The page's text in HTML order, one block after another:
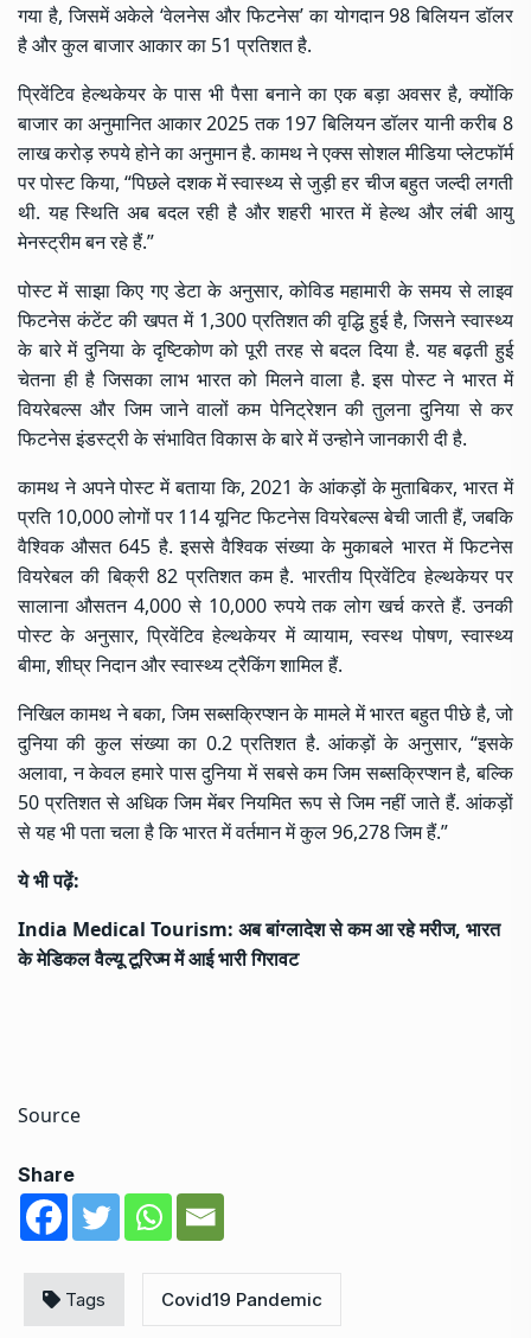
गया है, जिसमें अकेले ‘वेलनेस और फिटनेस’ का योगदान 98 बिलियन डॉलर
है और कुल बाजार आकार का 51 प्रतिशत है.
प्रिवेंटिव हेल्थकेयर के पास भी पैसा बनाने का एक बड़ा अवसर है, क्योंकि
बाजार का अनुमानित आकार 2025 तक 197 बिलियन डॉलर यानी करीब 8
लाख करोड़ रुपये होने का अनुमान है. कामथ ने एक्स सोशल मीडिया प्लेटफॉर्म
पर पोस्ट किया, “पिछले दशक में स्वास्थ्य से जुड़ी हर चीज बहुत जल्दी लगती
थी. यह स्थिति अब बदल रही है और शहरी भारत में हेल्थ और लंबी आयु
मेनस्ट्रीम बन रहे हैं.”
पोस्ट में साझा किए गए डेटा के अनुसार, कोविड महामारी के समय से लाइव
फिटनेस कंटेंट की खपत में 1,300 प्रतिशत की वृद्धि हुई है, जिसने स्वास्थ्य
के बारे में दुनिया के दृष्टिकोण को पूरी तरह से बदल दिया है. यह बढ़ती हुई
चेतना ही है जिसका लाभ भारत को मिलने वाला है. इस पोस्ट ने भारत में
वियरेबल्स और जिम जाने वालों कम पेनिट्रेशन की तुलना दुनिया से कर
फिटनेस इंडस्ट्री के संभावित विकास के बारे में उन्होने जानकारी दी है.
कामथ ने अपने पोस्ट में बताया कि, 2021 के आंकड़ों के मुताबिकर, भारत में
प्रति 10,000 लोगों पर 114 यूनिट फिटनेस वियरेबल्स बेची जाती हैं, जबकि
वैश्विक औसत 645 है. इससे वैश्विक संख्या के मुकाबले भारत में फिटनेस
वियरेबल की बिक्री 82 प्रतिशत कम है. भारतीय प्रिवेंटिव हेल्थकेयर पर
सालाना औसतन 4,000 से 10,000 रुपये तक लोग खर्च करते हैं. उनकी
पोस्ट के अनुसार, प्रिवेंटिव हेल्थकेयर में व्यायाम, स्वस्थ पोषण, स्वास्थ्य
बीमा, शीघ्र निदान और स्वास्थ्य ट्रैकिंग शामिल हैं.
निखिल कामथ ने बका, जिम सब्सक्रिप्शन के मामले में भारत बहुत पीछे है, जो
दुनिया की कुल संख्या का 0.2 प्रतिशत है. आंकड़ों के अनुसार, “इसके
अलावा, न केवल हमारे पास दुनिया में सबसे कम जिम सब्सक्रिप्शन है, बल्कि
50 प्रतिशत से अधिक जिम मेंबर नियमित रूप से जिम नहीं जाते हैं. आंकड़ों
से यह भी पता चला है कि भारत में वर्तमान में कुल 96,278 जिम हैं.”
ये भी पढ़ें:
India Medical Tourism: अब बांग्लादेश से कम आ रहे मरीज, भारत
के मेडिकल वैल्यू टूरिज्म में आई भारी गिरावट
Source
Share
Tags Covid19 Pandemic